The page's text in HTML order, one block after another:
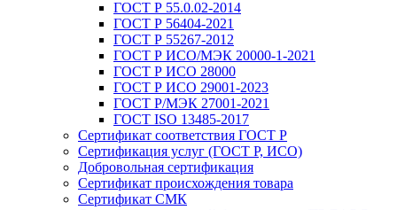
ГОСТ Р 55.0.02-2014
ГОСТ Р 56404-2021
ГОСТ Р 55267-2012
ГОСТ Р ИСО/МЭК 20000-1-2021
ГОСТ Р ИСО 28000
ГОСТ Р ИСО 29001-2023
ГОСТ Р/МЭК 27001-2021
ГОСТ ISO 13485-2017
Сертификат соответствия ГОСТ Р
Сертификация услуг (ГОСТ Р, ИСО)
Добровольная сертификация
Сертификат происхождения товара
Сертификат СМК